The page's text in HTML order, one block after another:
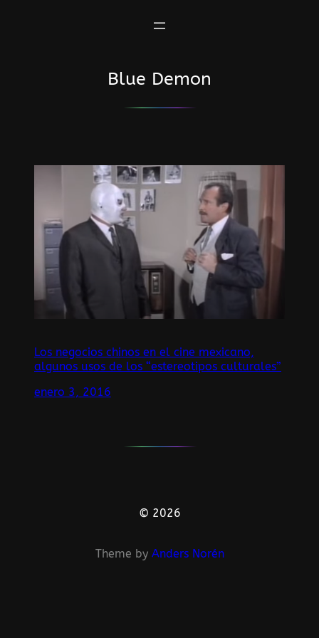
Blue Demon
Los negocios chinos en el cine mexicano,
algunos usos de los “estereotipos culturales”
enero 3, 2016
© 2026
Theme by Anders Norén